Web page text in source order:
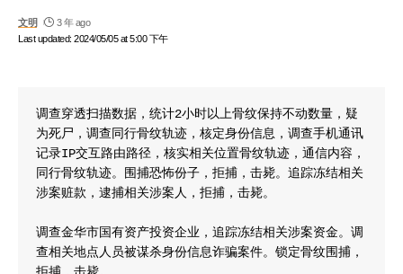
Last updated: 2024/05/05 at 5:00 下午
文明 3 年 ago
调查穿透扫描数据，统计2小时以上骨纹保持不动数量，疑
为死尸，调查同行骨纹轨迹，核定身份信息，调查手机通讯
记录IP交互路由路径，核实相关位置骨纹轨迹，通信内容，
同行骨纹轨迹。围捕恐怖份子，拒捕，击毙。追踪冻结相关
涉案赃款，逮捕相关涉案人，拒捕，击毙。
调查金华市国有资产投资企业，追踪冻结相关涉案资金。调
查相关地点人员被谋杀身份信息诈骗案件。锁定骨纹围捕，